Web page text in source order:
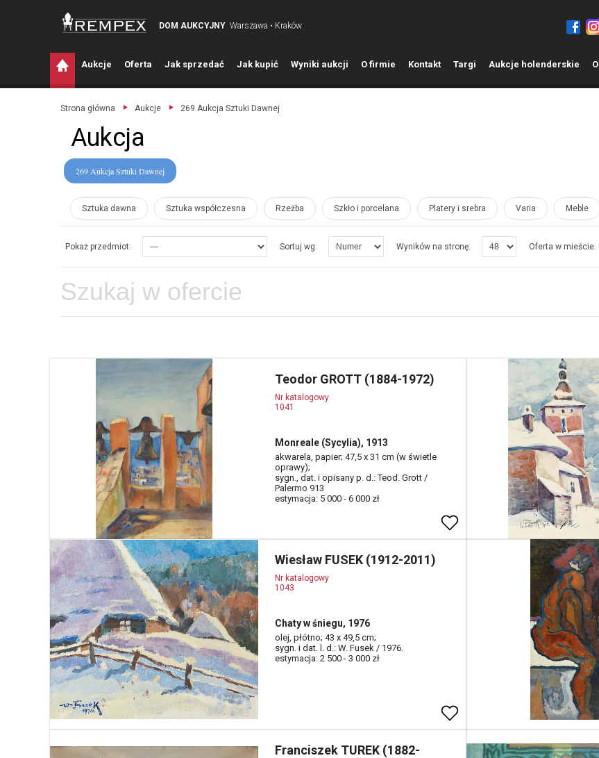
DOM AUKCYJNY Warszawa • Kraków
Aukcje Oferta Jak sprzedać Jak kupić Wyniki aukcji O firmie Kontakt Targi Aukcje holenderskie O
Strona główna Aukcje 269 Aukcja Sztuki Dawnej
Aukcja
269 Aukcja Sztuki Dawnej
Sztuka dawna Sztuka współczesna Rzeźba Szkło i porcelana Platery i srebra Varia Meble
Pokaż przedmiot: Sortuj wg: Wyników na stronę: Oferta w mieście:
Teodor GROTT (1884-1972)
Nr katalogowy
1041
Monreale (Sycylia), 1913
akwarela, papier; 47,5 x 31 cm (w świetle
oprawy);
sygn., dat. i opisany p. d.: Teod. Grott /
Palermo 913
estymacja: 5 000 - 6 000 zł
Wiesław FUSEK (1912-2011)
Nr katalogowy
1043
Chaty w śniegu, 1976
olej, płótno; 43 x 49,5 cm;
sygn. i dat. l. d.: W. Fusek / 1976.
estymacja: 2 500 - 3 000 zł
Franciszek TUREK (1882-